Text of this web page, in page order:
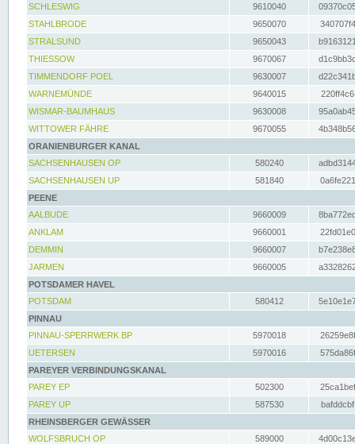
SCHLESWIG
9610040
STAHLBRODE
9650070
STRALSUND
9650043
THIESSOW
9670067
TIMMENDORF POEL
9630007
WARNEMÜNDE
9640015
WISMAR-BAUMHAUS
9630008
WITTOWER FÄHRE
9670055
ORANIENBURGER KANAL
SACHSENHAUSEN OP
580240
SACHSENHAUSEN UP
581840
PEENE
AALBUDE
9660009
ANKLAM
9660001
DEMMIN
9660007
JARMEN
9660005
POTSDAMER HAVEL
POTSDAM
580412
PINNAU
PINNAU-SPERRWERK BP
5970018
UETERSEN
5970016
PAREYER VERBINDUNGSKANAL
PAREY EP
502300
PAREY UP
587530
RHEINSBERGER GEWÄSSER
WOLFSBRUCH OP
589000